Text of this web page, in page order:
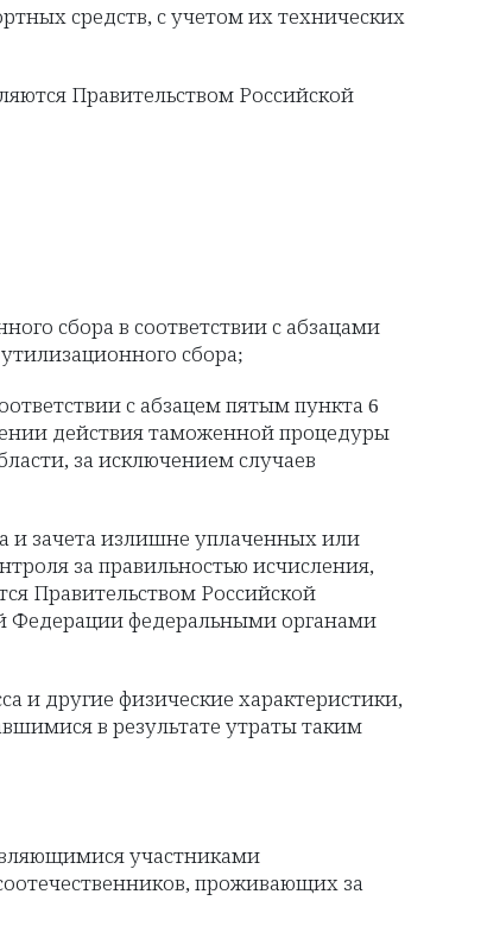
средств, с учетом их технических
Правительством Российской
сбора в соответствии с абзацами
сбора;
с абзацем пятым пункта 6
действия таможенной процедуры
за исключением случаев
и зачета излишне уплаченных или
за правильностью исчисления,
Правительством Российской
Федерации федеральными органами
и другие физические характеристики,
в результате утраты таким
участниками
проживающих за